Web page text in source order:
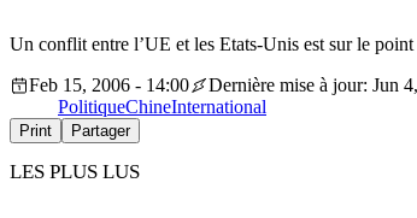
Un conflit entre l’UE et les Etats-Unis est sur le
Feb 15, 2006 - 14:00
Dernière mise à jour: Jun
PolitiqueChineInternational
Print Partager
LES PLUS LUS